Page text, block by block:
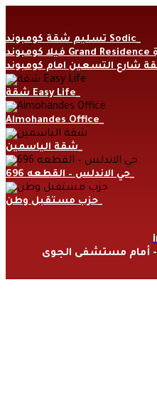
تسليم شقة كومبوند Sodic
شقة Easy Life
Almohandes Office
شقة الياسمين
حي الاندلس – القطعه 696
حزب مستقبل وطن